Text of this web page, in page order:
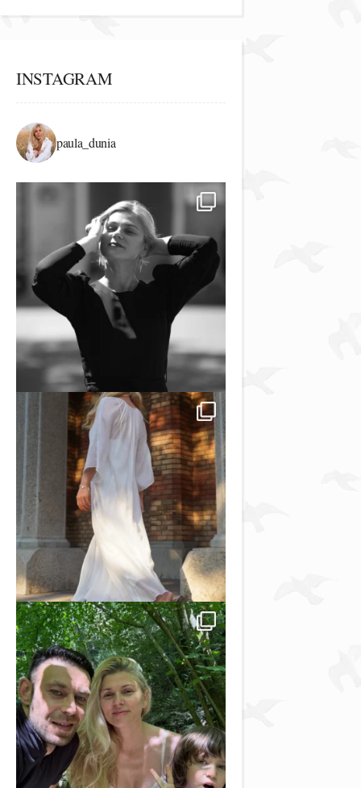
INSTAGRAM
paula_dunia